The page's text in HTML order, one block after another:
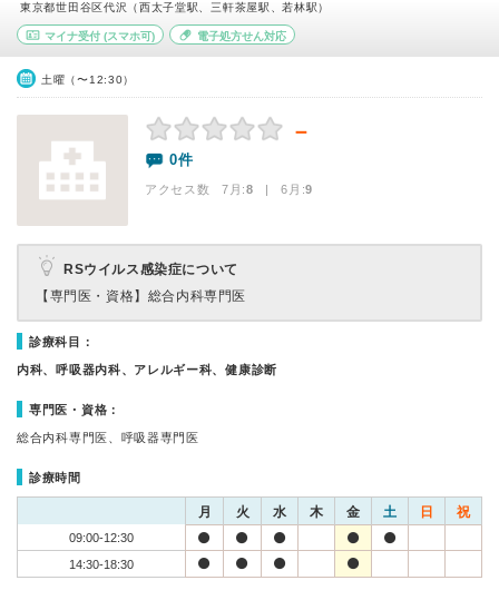
東京都世田谷区代沢（西太子堂駅、三軒茶屋駅、若林駅）
マイナ受付 (スマホ可) 電子処方せん対応
土曜（〜12:30）
－
0件
アクセス数 7月:8 | 6月:9
RSウイルス感染症について
【専門医・資格】 総合内科専門医
診療科目：
内科、呼吸器内科、アレルギー科、健康診断
専門医・資格：
総合内科専門医、呼吸器専門医
診療時間
月 火 水 木 金 土 日 祝
09:00-12:30
14:30-18:30